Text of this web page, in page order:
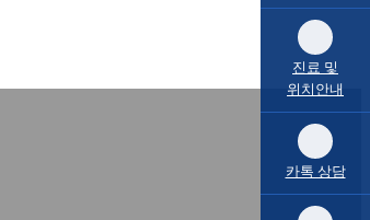
진료 및
위치안내
카톡 상담